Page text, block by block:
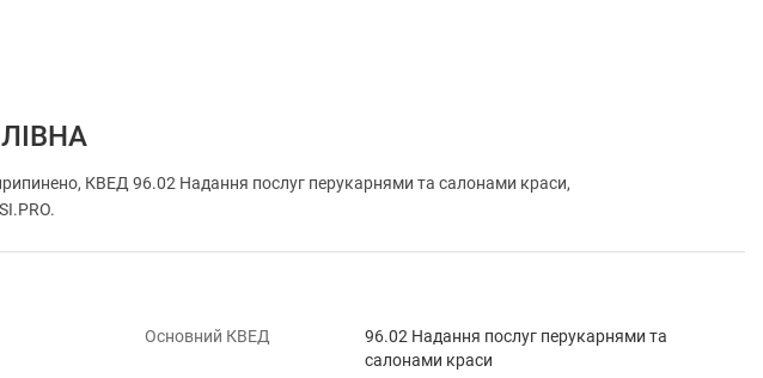
КВЕД 96.02 Надання послуг перукарнями та салонами краси,
Основний КВЕД
96.02 Надання послуг перукарнями та
салонами краси